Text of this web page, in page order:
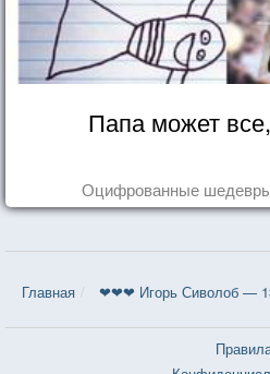
Папа может
Оцифрованные
Главная ❤❤❤ Игорь Сиволоб —